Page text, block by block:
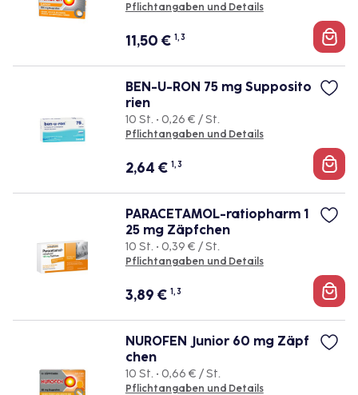
Pflichtangaben und Details
11,50 € 1, 3
BEN-U-RON 75 mg Supposito
rien
10 St. • 0,26 € / St.
Pflichtangaben und Details
2,64 € 1, 3
PARACETAMOL-ratiopharm 1
25 mg Zäpfchen
10 St. • 0,39 € / St.
Pflichtangaben und Details
3,89 € 1, 3
NUROFEN Junior 60 mg Zäpf
chen
10 St. • 0,66 € / St.
Pflichtangaben und Details